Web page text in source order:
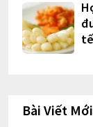
Bài Viết